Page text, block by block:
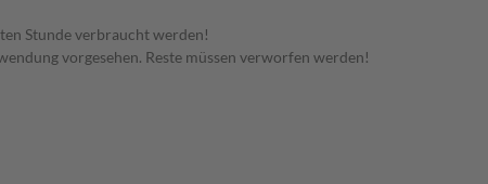
Stunde verbraucht werden!
vorgesehen. Reste müssen verworfen werden!